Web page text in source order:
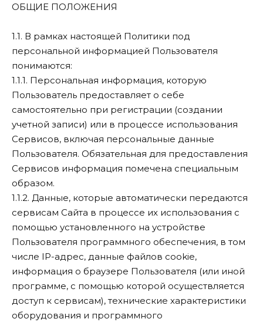
ОБЩИЕ ПОЛОЖЕНИЯ
1.1. В рамках настоящей Политики под
персональной информацией Пользователя
понимаются:
1.1.1. Персональная информация, которую
Пользователь предоставляет о себе
самостоятельно при регистрации (создании
учетной записи) или в процессе использования
Сервисов, включая персональные данные
Пользователя. Обязательная для предоставления
Сервисов информация помечена специальным
образом.
1.1.2. Данные, которые автоматически передаются
сервисам Сайта в процессе их использования с
помощью установленного на устройстве
Пользователя программного обеспечения, в том
числе IP-адрес, данные файлов cookie,
информация о браузере Пользователя (или иной
программе, с помощью которой осуществляется
доступ к сервисам), технические характеристики
оборудования и программного